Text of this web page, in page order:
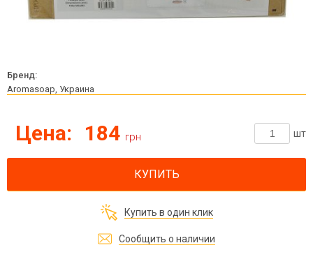
Бренд:
Aromasoap, Украина
Цена: 184 грн шт
КУПИТЬ
Купить в один клик
Сообщить о наличии